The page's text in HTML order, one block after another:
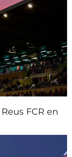
FCR en